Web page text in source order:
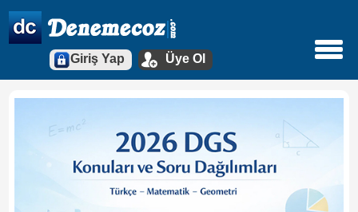
Giriş Yap Üye Ol